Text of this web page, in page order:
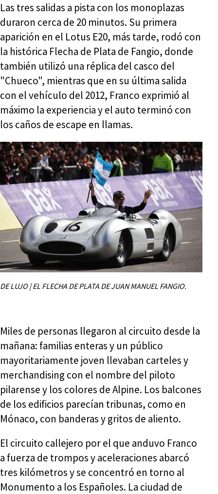
Las tres salidas a pista con los monoplazas
duraron cerca de 20 minutos. Su primera
aparición en el Lotus E20, más tarde, rodó con
la histórica Flecha de Plata de Fangio, donde
también utilizó una réplica del casco del
"Chueco", mientras que en su última salida
con el vehículo del 2012, Franco exprimió al
máximo la experiencia y el auto terminó con
los caños de escape en llamas.
DE LUJO | EL FLECHA DE PLATA DE JUAN MANUEL FANGIO.
Miles de personas llegaron al circuito desde la
mañana: familias enteras y un público
mayoritariamente joven llevaban carteles y
merchandising con el nombre del piloto
pilarense y los colores de Alpine. Los balcones
de los edificios parecían tribunas, como en
Mónaco, con banderas y gritos de aliento.
El circuito callejero por el que anduvo Franco
a fuerza de trompos y aceleraciones abarcó
tres kilómetros y se concentró en torno al
Monumento a los Españoles. La ciudad de